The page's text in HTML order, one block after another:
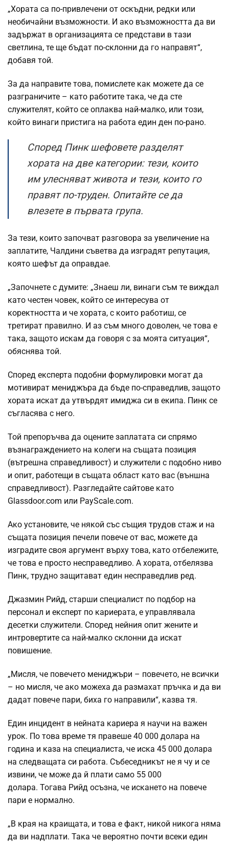
„Хората са по-привлечени от оскъдни, редки или
необичайни възможности. И ако възможността да ви
задържат в организацията се представи в тази
светлина, те ще бъдат по-склонни да го направят“,
добавя той.
За да направите това, помислете как можете да се
разграничите – като работите така, че да сте
служителят, който се оплаква най-малко, или този,
който винаги пристига на работа един ден по-рано.
Според Пинк шефовете разделят
хората на две категории: тези, които
им улесняват живота и тези, които го
правят по-труден. Опитайте се да
влезете в първата група.
За тези, които започват разговора за увеличение на
заплатите, Чалдини съветва да изградят репутация,
която шефът да оправдае.
„Започнете с думите: „Знаеш ли, винаги съм те виждал
като честен човек, който се интересува от
коректността и че хората, с които работиш, се
третират правилно. И аз съм много доволен, че това е
така, защото искам да говоря с за моята ситуация“,
обяснява той.
Според експерта подобни формулировки могат да
мотивират мениджъра да бъде по-справедлив, защото
хората искат да утвърдят имиджа си в екипа. Пинк се
съгласява с него.
Той препоръчва да оцените заплатата си спрямо
възнаграждението на колеги на същата позиция
(вътрешна справедливост) и служители с подобно ниво
и опит, работещи в същата област като вас (външна
справедливост). Разгледайте сайтове като
Glassdoor.com или PayScale.com.
Ако установите, че някой със същия трудов стаж и на
същата позиция печели повече от вас, можете да
изградите своя аргумент върху това, като отбележите,
че това е просто несправедливо. А хората, отбелязва
Пинк, трудно защитават един несправедлив ред.
Джазмин Рийд, старши специалист по подбор на
персонал и експерт по кариерата, е управлявала
десетки служители. Според нейния опит жените и
интровертите са най-малко склонни да искат
повишение.
„Мисля, че повечето мениджъри – повечето, не всички
– но мисля, че ако можеха да размахат пръчка и да ви
дадат повече пари, биха го направили“, казва тя.
Един инцидент в нейната кариера я научи на важен
урок. По това време тя правеше 40 000 долара на
година и каза на специалиста, че иска 45 000 долара
на следващата си работа. Събеседникът не я чу и се
извини, че може да й плати само 55 000
долара. Тогава Рийд осъзна, че искането на повече
пари е нормално.
„В края на краищата, и това е факт, никой никога няма
да ви надплати. Така че вероятно почти всеки един